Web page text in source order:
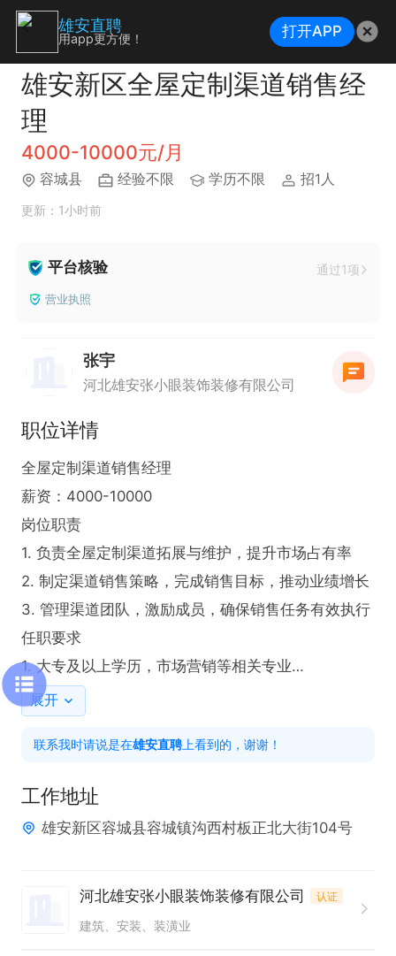
雄安新区全屋定制渠道销售经
理
4000-10000元/月
容城县 经验不限 学历不限 招1人
更新：1小时前
平台核验 通过1项
营业执照
张宇
河北雄安张小眼装饰装修有限公司
职位详情
全屋定制渠道销售经理
薪资：4000-10000
岗位职责
1. 负责全屋定制渠道拓展与维护，提升市场占有率
2. 制定渠道销售策略，完成销售目标，推动业绩增长
3. 管理渠道团队，激励成员，确保销售任务有效执行
任职要求
1. 大专及以上学历，市场营销等相关专业
2. 具备2年以上渠道销售经验，熟悉全屋定制行业优
先
3. 沟通能力强，抗压能力好，有团队管理经验
展开
联系我时请说是在雄安直聘 上看到的，谢谢！
工作地址
雄安新区容城县容城镇沟西村板正北大街104号
河北雄安张小眼装饰装修有限公司 认证
建筑、安装、装潢业
雄安直聘
用app更方便！ 打开APP